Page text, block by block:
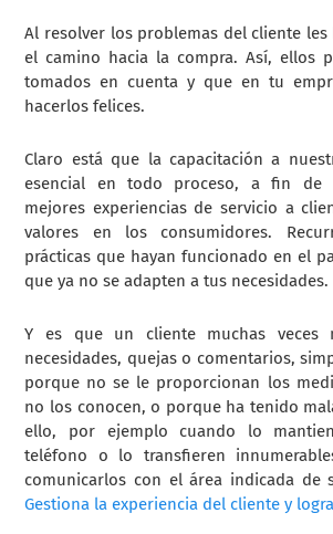
Al resolver los problemas del cliente
el camino hacia la compra. Así, ellos
tomados en cuenta y que en tu
hacerlos felices.
Claro está que la capacitación a
esencial en todo proceso, a fin de
mejores experiencias de servicio a
valores en los consumidores.
prácticas que hayan funcionado en el
que ya no se adapten a tus necesidades.
Y es que un cliente muchas veces
necesidades, quejas o comentarios,
porque no se le proporcionan los
no los conocen, o porque ha tenido
ello, por ejemplo cuando lo
teléfono o lo transfieren
comunicarlos con el área indicada de
Gestiona la experiencia del cliente y